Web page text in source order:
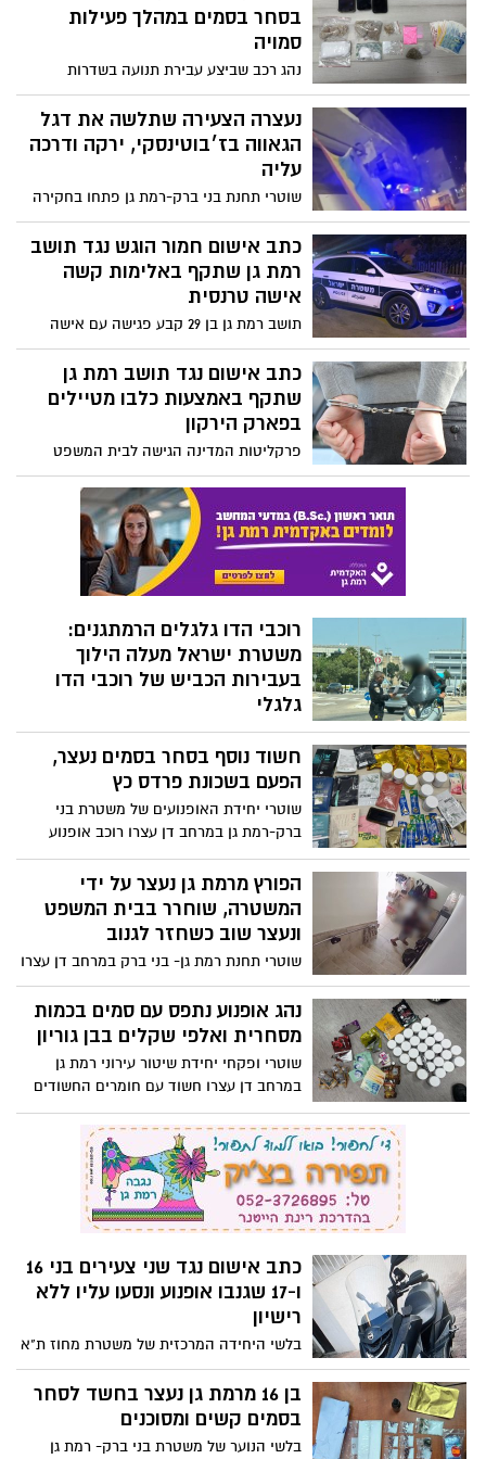
גאווה ותלשה אותו ברמת גן
רמת גן שתקף באלימות קשה
אישה טרנסית
תושב רמת גן בן 29 קבע פגישה עם אישה
וגנב את רכושה, בתור נקמה
כתב אישום נגד תושב רמת גן
שתקף באמצעות כלבו מטיילים
בפארק הירקון
פרקליטות המדינה הגישה לבית המשפט
מטיילים בפארק וגרם לפציעתם הקשה
רוכבי הדו גלגלים הרמתגנים:
משטרת ישראל מעלה הילוך
בעבירות הכביש של רוכבי הדו
גלגלי
מרחב דן בשיתוף סיירת אופנועים של אגף
התנועה ערכו אתמול מבצע תנועה נגד עבירות
תנועה מסכנות חיים המבוצעות ע"י רוכבי דו
גלגלי. נרשמו 120 דוחות תנועה
חשוד נוסף בסחר בסמים נעצר,
הפעם בשכונת פרדס כץ
שוטרי יחידת האופנועים של משטרת בני
ברק-רמת גן במרחב דן עצרו רוכב אופנוע
בשכונת פרדס כץ ותפסו ברשותו חומרים
האריך מעצרו
הפורץ מרמת גן נעצר על ידי
המשטרה, שוחרר בבית המשפט
ונעצר שוב כשחזר לגנוב
שוטרי תחנת רמת גן- בני ברק במרחב דן עצרו
החשוד גנב מסניף רשת פארם שלושה בשמים
יוקרתיים ופלאפון מישיבת הסדר
נהג אופנוע נתפס עם סמים בכמות
מסחרית ואלפי שקלים בבן גוריון
שוטרי ופקחי יחידת שיטור עירוני רמת גן
במרחב דן עצרו חשוד עם חומרים החשודים
כתב אישום נגד שני צעירים בני 16
ו-17 שגנבו אופנוע ונסעו עליו ללא
רישיון
בלשי היחידה המרכזית של משטרת מחוז ת"א
החקירה במחלק הנוער במשטרת מסובים
הסתיימה והוגש נגדם כתב אישום ע"י יחידת
התביעות
בן 16 מרמת גן נעצר בחשד לסחר
בסמים קשים ומסוכנים
בלשי הנוער של משטרת בני ברק- רמת גן
במרחב דן עצרו קטין שנתפסו ברשותו חומרים
החשודים כסם בחיפוש בביתו; בימ"ש לנוער
בתוך דקות: הסתיים המרדף אחרי
גנב הרכב מרמת גן
שוטרי ופקחי יח' שיטור עירוני רמת גן עצרו
שוהה בלתי חוקי שגנב רכב מרמת גן תוך דקות
האופנוע נגנב באזור העסקים של
רמת גן-בני ברק והגנב היה מעורב
בתאונת דרכים בסיומה שלף